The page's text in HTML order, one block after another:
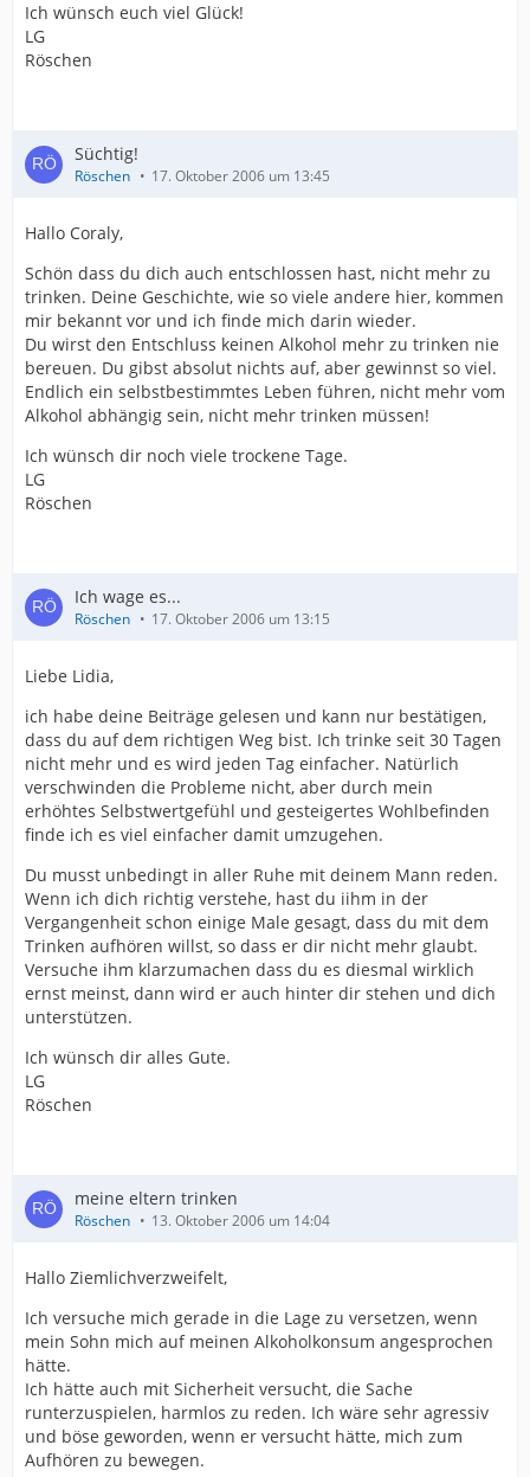
Ich wünsch euch viel Glück!
LG
Röschen
Süchtig!
Röschen 17. Oktober 2006 um 13:45
Hallo Coraly,
Schön dass du dich auch entschlossen hast, nicht mehr zu
trinken. Deine Geschichte, wie so viele andere hier, kommen
mir bekannt vor und ich finde mich darin wieder.
Du wirst den Entschluss keinen Alkohol mehr zu trinken nie
bereuen. Du gibst absolut nichts auf, aber gewinnst so viel.
Endlich ein selbstbestimmtes Leben führen, nicht mehr vom
Alkohol abhängig sein, nicht mehr trinken müssen!
Ich wünsch dir noch viele trockene Tage.
LG
Röschen
Ich wage es...
Röschen 17. Oktober 2006 um 13:15
Liebe Lidia,
ich habe deine Beiträge gelesen und kann nur bestätigen,
dass du auf dem richtigen Weg bist. Ich trinke seit 30 Tagen
nicht mehr und es wird jeden Tag einfacher. Natürlich
verschwinden die Probleme nicht, aber durch mein
erhöhtes Selbstwertgefühl und gesteigertes Wohlbefinden
finde ich es viel einfacher damit umzugehen.
Du musst unbedingt in aller Ruhe mit deinem Mann reden.
Wenn ich dich richtig verstehe, hast du iihm in der
Vergangenheit schon einige Male gesagt, dass du mit dem
Trinken aufhören willst, so dass er dir nicht mehr glaubt.
Versuche ihm klarzumachen dass du es diesmal wirklich
ernst meinst, dann wird er auch hinter dir stehen und dich
unterstützen.
Ich wünsch dir alles Gute.
LG
Röschen
meine eltern trinken
Röschen 13. Oktober 2006 um 14:04
Hallo Ziemlichverzweifelt,
Ich versuche mich gerade in die Lage zu versetzen, wenn
mein Sohn mich auf meinen Alkoholkonsum angesprochen
hätte.
Ich hätte auch mit Sicherheit versucht, die Sache
runterzuspielen, harmlos zu reden. Ich wäre sehr agressiv
und böse geworden, wenn er versucht hätte, mich zum
Aufhören zu bewegen.